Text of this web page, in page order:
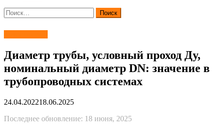
Найти:
Диаметр трубы, условный проход Ду,
номинальный диаметр DN: значение в
трубопроводных системах
24.04.202218.06.2025
Последнее обновление: 18 июня, 2025